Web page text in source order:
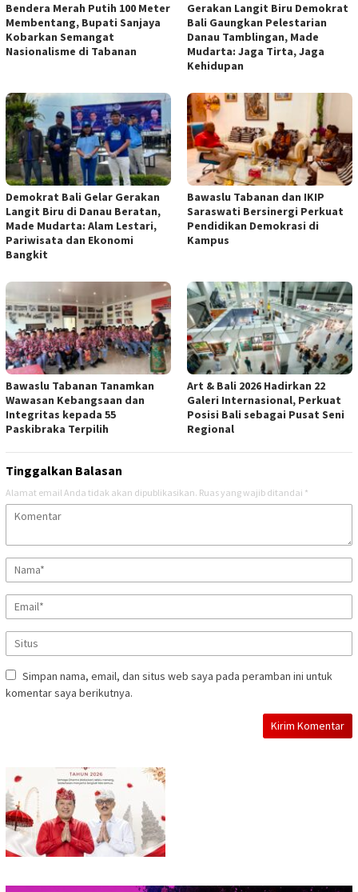
Bendera Merah Putih 100 Meter
Membentang, Bupati Sanjaya
Kobarkan Semangat
Nasionalisme di Tabanan
Gerakan Langit Biru Demokrat
Bali Gaungkan Pelestarian
Danau Tamblingan, Made
Mudarta: Jaga Tirta, Jaga
Kehidupan
Demokrat Bali Gelar Gerakan
Langit Biru di Danau Beratan,
Made Mudarta: Alam Lestari,
Pariwisata dan Ekonomi
Bangkit
Bawaslu Tabanan dan IKIP
Saraswati Bersinergi Perkuat
Pendidikan Demokrasi di
Kampus
Bawaslu Tabanan Tanamkan
Wawasan Kebangsaan dan
Integritas kepada 55
Paskibraka Terpilih
Art & Bali 2026 Hadirkan 22
Galeri Internasional, Perkuat
Posisi Bali sebagai Pusat Seni
Regional
Tinggalkan Balasan
Alamat email Anda tidak akan dipublikasikan. Ruas yang wajib ditandai *
Simpan nama, email, dan situs web saya pada peramban ini untuk
komentar saya berikutnya.